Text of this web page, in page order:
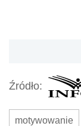
Źródło:
motywowanie